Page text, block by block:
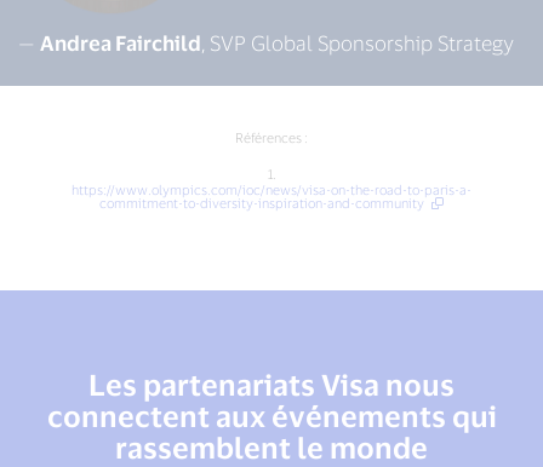
— Andrea Fairchild , SVP Global Sponsorship Strategy
Références :
1.
https://www.olympics.com/ioc/news/visa-on-the-road-to-paris-a-
commitment-to-diversity-inspiration-and-community
Les partenariats Visa nous
connectent aux événements qui
rassemblent le monde